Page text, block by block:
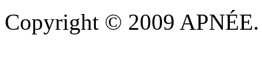
Copyright © 2009 APNÉE.